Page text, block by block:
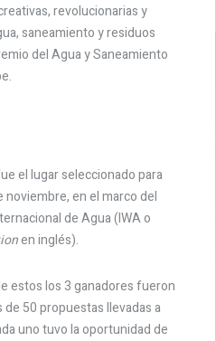
revolucionarias y
saneamiento y residuos
del Agua y Saneamiento
el lugar seleccionado para
noviembre, en el marco del
de Agua (IWA o
en inglés).
estos los 3 ganadores fueron
50 propuestas llevadas a
uno tuvo la oportunidad de